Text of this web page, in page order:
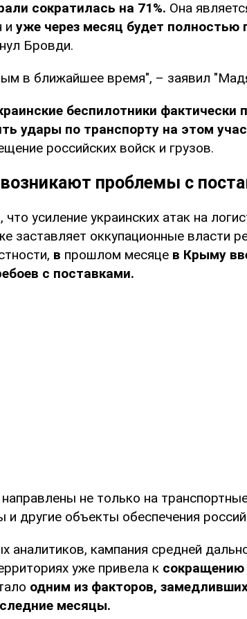
сократилась на 71%. Она
и уже через месяц будет полностью
Бровди.
в ближайшее время", – заявил
беспилотники фактически
удары по транспорту на этом
российских войск и грузов.
проблемы с
усиление украинских атак на
заставляет оккупационные власти
в прошлом месяце в Крыму
с поставками.
не только на
и другие объекты обеспечения
аналитиков, кампания средней
уже привела к сокращению
одним из факторов,
месяцы.